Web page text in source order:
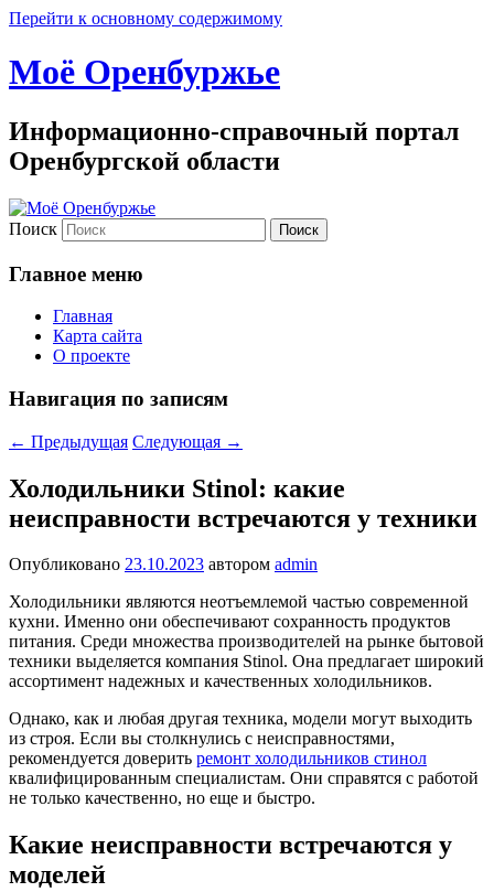
Перейти к основному содержимому
Моё Оренбуржье
Информационно-справочный портал
Оренбургской области
Поиск
Главное меню
Главная
Карта сайта
О проекте
Навигация по записям
← Предыдущая Следующая →
Холодильники Stinol: какие
неисправности встречаются у техники
Опубликовано 23.10.2023 автором admin
Холодильники являются неотъемлемой частью современной
кухни. Именно они обеспечивают сохранность продуктов
питания. Среди множества производителей на рынке бытовой
техники выделяется компания Stinol. Она предлагает широкий
ассортимент надежных и качественных холодильников.
Однако, как и любая другая техника, модели могут выходить
из строя. Если вы столкнулись с неисправностями,
рекомендуется доверить ремонт холодильников стинол
квалифицированным специалистам. Они справятся с работой
не только качественно, но еще и быстро.
Какие неисправности встречаются у
моделей